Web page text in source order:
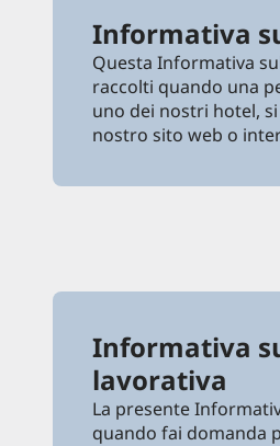
Informativa
Questa Informativa
raccolti quando una
uno dei nostri hotel,
nostro sito web o
Informativa
lavorativa
La presente
quando fai domanda